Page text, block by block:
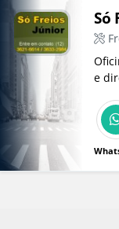
Só
Oficina
e